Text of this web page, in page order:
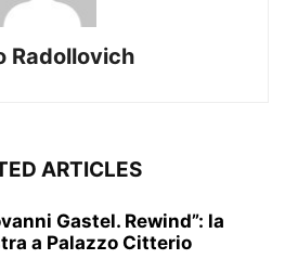
Radollovich
ARTICLES
Gastel. Rewind”: la
a Palazzo Citterio